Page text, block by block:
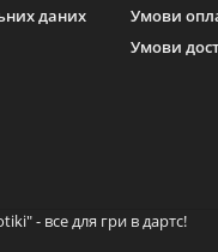
даних
Умови
Умови
- все для гри в дартс!